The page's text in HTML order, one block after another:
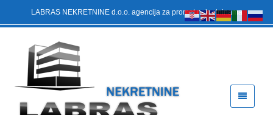
LABRAS NEKRETNINE d.o.o. agencija za promet nekretninama